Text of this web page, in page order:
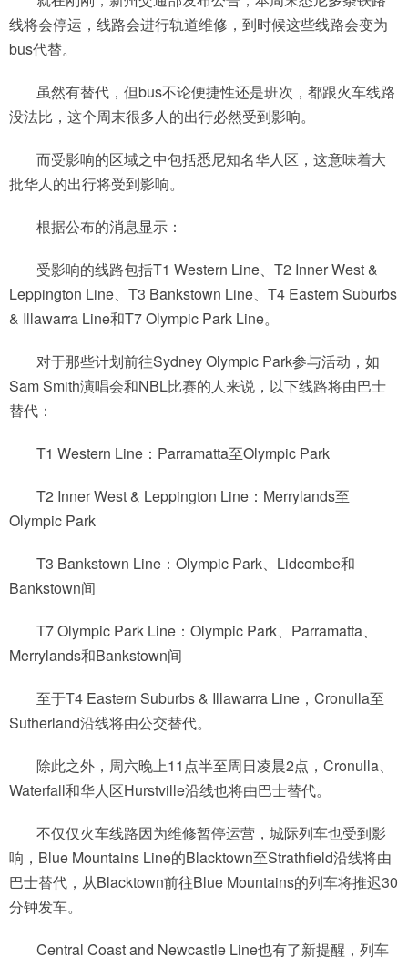
线将会停运，线路会进行轨道维修，到时候这些线路会变为
bus代替。
虽然有替代，但bus不论便捷性还是班次，都跟火车线路
没法比，这个周末很多人的出行必然受到影响。
而受影响的区域之中包括悉尼知名华人区，这意味着大
批华人的出行将受到影响。
根据公布的消息显示：
受影响的线路包括T1 Western Line、T2 Inner West &
Leppington Line、T3 Bankstown Line、T4 Eastern Suburbs
& Illawarra Line和T7 Olympic Park Line。
对于那些计划前往Sydney Olympic Park参与活动，如
Sam Smith演唱会和NBL比赛的人来说，以下线路将由巴士
替代：
T1 Western Line：Parramatta至Olympic Park
T2 Inner West & Leppington Line：Merrylands至
Olympic Park
T3 Bankstown Line：Olympic Park、Lidcombe和
Bankstown间
T7 Olympic Park Line：Olympic Park、Parramatta、
Merrylands和Bankstown间
至于T4 Eastern Suburbs & Illawarra Line，Cronulla至
Sutherland沿线将由公交替代。
除此之外，周六晚上11点半至周日凌晨2点，Cronulla、
Waterfall和华人区Hurstville沿线也将由巴士替代。
不仅仅火车线路因为维修暂停运营，城际列车也受到影
响，Blue Mountains Line的Blacktown至Strathfield沿线将由
巴士替代，从Blacktown前往Blue Mountains的列车将推迟30
分钟发车。
Central Coast and Newcastle Line也有了新提醒，列车